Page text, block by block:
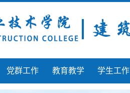
党群工作 教育教学 学生工作